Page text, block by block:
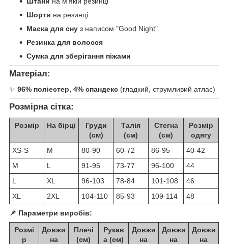
Шорти на резинці
Маска для сну з написом "Good Night"
Резинка для волосся
Сумка для зберігання піжами
Матеріал:
✨ 96% поліестер, 4% спандекс (гладкий, струмливий атлас)
Розмірна сітка:
Розмір На бірці
Груди
(см)
Талія
(см)
Стегна
(см)
Розмір
одягу
XS-S
M 80-90 60-72 86-95
40-42
M
L 91-95 73-77 96-100
44
L
XL 96-103 78-84 101-108
46
XL
2XL 104-110 85-93 109-114 48
📌 Параметри виробів:
Розмі
р
Довжи
на
Плечі
(см)
Рукав
а (см)
Довжи
на
Довжи
на
Довжи
на